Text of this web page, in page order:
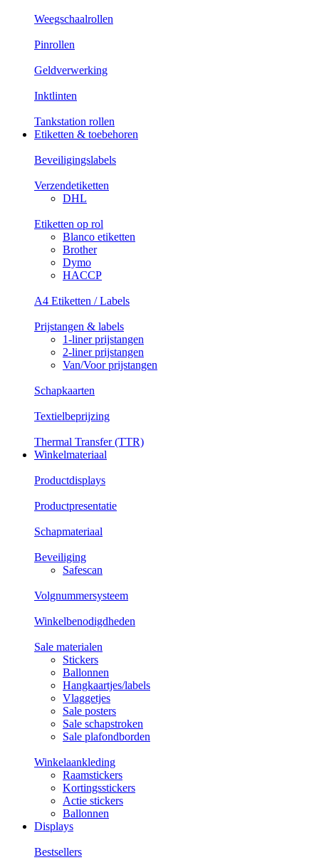
Weegschaalrollen
Pinrollen
Geldverwerking
Inktlinten
Tankstation rollen
Etiketten & toebehoren
Beveiligingslabels
Verzendetiketten
DHL
Etiketten op rol
Blanco etiketten
Brother
Dymo
HACCP
A4 Etiketten / Labels
Prijstangen & labels
1-liner prijstangen
2-liner prijstangen
Van/Voor prijstangen
Schapkaarten
Textielbeprijzing
Thermal Transfer (TTR)
Winkelmateriaal
Productdisplays
Productpresentatie
Schapmateriaal
Beveiliging
Safescan
Volgnummersysteem
Winkelbenodigdheden
Sale materialen
Stickers
Ballonnen
Hangkaartjes/labels
Vlaggetjes
Sale posters
Sale schapstroken
Sale plafondborden
Winkelaankleding
Raamstickers
Kortingsstickers
Actie stickers
Ballonnen
Displays
Bestsellers